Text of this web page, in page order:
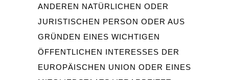
ANDEREN NATÜRLICHEN ODER
JURISTISCHEN PERSON ODER AUS
GRÜNDEN EINES WICHTIGEN
ÖFFENTLICHEN INTERESSES DER
EUROPÄISCHEN UNION ODER EINES